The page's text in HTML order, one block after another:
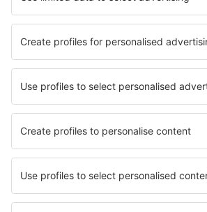
Hotels in Mandeville Hotels Trafalgar
Die besten Hotels - Städte
Hotels in Le Meux Hotels in Montecatini
Hotels in Franklinton Hotels Warsaw
Hotels in Mermet Hotels in North Bend